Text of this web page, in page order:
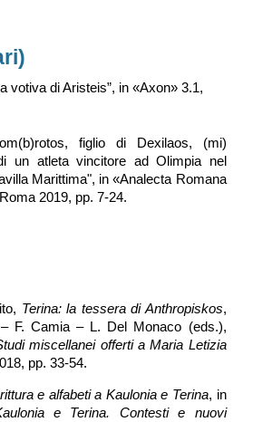
votiva di Aristeis”, in «Axon» 3.1,
figlio di Dexilaos, (mi)
un atleta vincitore ad Olimpia nel
Marittima", in «Analecta Romana
2019, pp. 7-24.
Terina: la tessera di Anthropiskos,
F. Camia – L. Del Monaco (eds.),
miscellanei offerti a Maria Letizia
pp. 33-54.
e alfabeti a Kaulonia e Terina, in
e Terina. Contesti e nuovi